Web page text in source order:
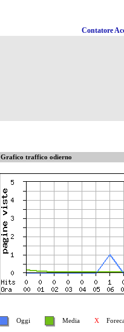
Contatore
Grafico traffico odierno
Oggi Media X